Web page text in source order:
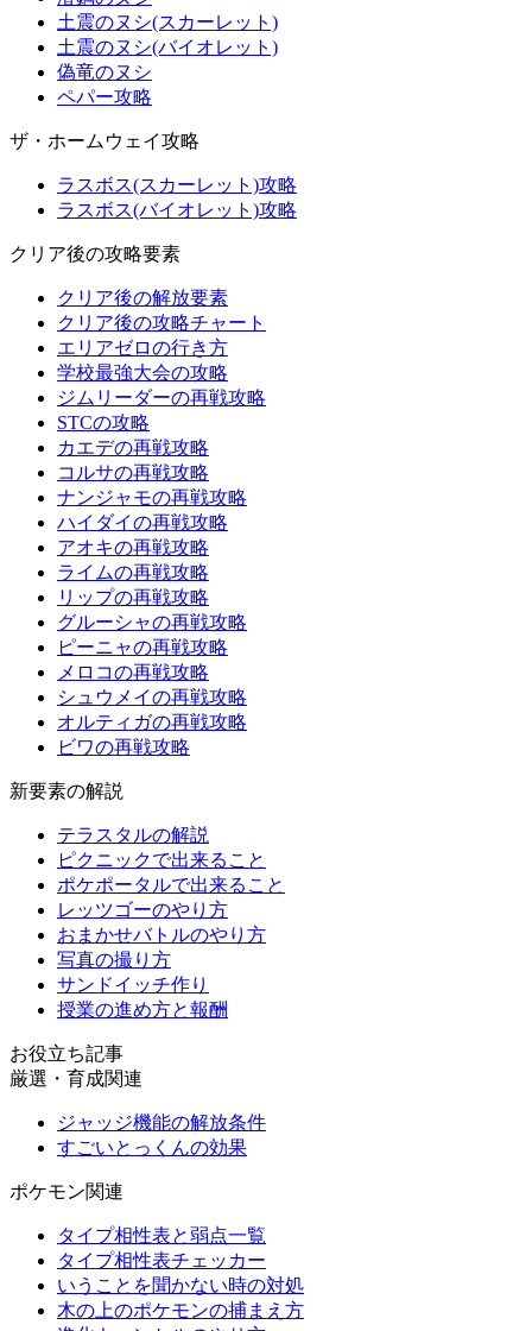
土震のヌシ(スカーレット)
土震のヌシ(バイオレット)
偽竜のヌシ
ペパー攻略
ザ・ホームウェイ攻略
ラスボス(スカーレット)攻略
ラスボス(バイオレット)攻略
クリア後の攻略要素
クリア後の解放要素
クリア後の攻略チャート
エリアゼロの行き方
学校最強大会の攻略
ジムリーダーの再戦攻略
STCの攻略
カエデの再戦攻略
コルサの再戦攻略
ナンジャモの再戦攻略
ハイダイの再戦攻略
アオキの再戦攻略
ライムの再戦攻略
リップの再戦攻略
グルーシャの再戦攻略
ピーニャの再戦攻略
メロコの再戦攻略
シュウメイの再戦攻略
オルティガの再戦攻略
ビワの再戦攻略
新要素の解説
テラスタルの解説
ピクニックで出来ること
ポケポータルで出来ること
レッツゴーのやり方
おまかせバトルのやり方
写真の撮り方
サンドイッチ作り
授業の進め方と報酬
お役立ち記事
厳選・育成関連
ジャッジ機能の解放条件
すごいとっくんの効果
ポケモン関連
タイプ相性表と弱点一覧
タイプ相性表チェッカー
いうことを聞かない時の対処
木の上のポケモンの捕まえ方